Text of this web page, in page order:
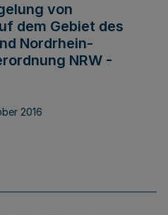
von
dem Gebiet des
Nordrhein-
NRW -
2016